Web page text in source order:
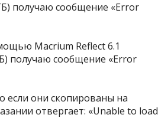
получаю сообщение «Error
Macrium Reflect 6.1
получаю сообщение «Error
если они скопированы на
отвергает: «Unable to load